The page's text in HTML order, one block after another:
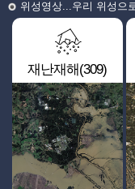
위성영상...우리 위성으
재난재해(309)